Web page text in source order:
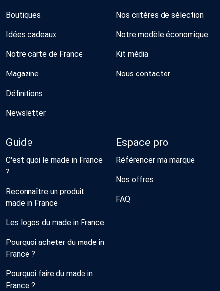
Boutiques
Idées cadeaux
Notre carte de France
Magazine
Définitions
Newsletter
Nos critères de sélection
Notre modèle économique
Kit média
Nous contacter
Guide
C'est quoi le made in France
?
Reconnaître un produit
made in France
Les logos du made in France
Pourquoi acheter du made in
France ?
Pourquoi faire du made in
France ?
Espace pro
Référencer ma marque
Nos offres
FAQ